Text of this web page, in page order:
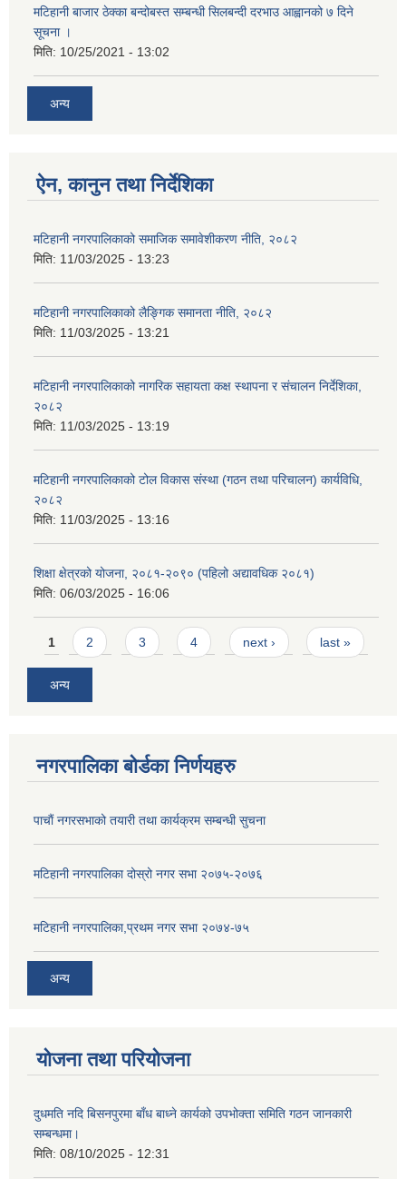
मटिहानी बाजार ठेक्का बन्दोबस्त सम्बन्धी सिलबन्दी दरभाउ आह्वानको ७ दिने
सूचना ।
मिति: 10/25/2021 - 13:02
अन्य
ऐन, कानुन तथा निर्देशिका
मटिहानी नगरपालिकाको समाजिक समावेशीकरण नीति, २०८२
मिति: 11/03/2025 - 13:23
मटिहानी नगरपालिकाको लैङ्गिक समानता नीति, २०८२
मिति: 11/03/2025 - 13:21
मटिहानी नगरपालिकाको नागरिक सहायता कक्ष स्थापना र संचालन निर्देशिका,
२०८२
मिति: 11/03/2025 - 13:19
मटिहानी नगरपालिकाको टोल विकास संस्था (गठन तथा परिचालन) कार्यविधि,
२०८२
मिति: 11/03/2025 - 13:16
शिक्षा क्षेत्रको योजना, २०८१-२०९० ‌‍(पहिलो अद्यावधिक २०८१)
मिति: 06/03/2025 - 16:06
Pages
1 2 3 4 next › last »
अन्य
नगरपालिका बोर्डका निर्णयहरु
पाचाैं नगरसभाको तयारी तथा कार्यक्रम सम्बन्धी सुचना
मटिहानी नगरपालिका दोस्रो नगर सभा २०७५-२०७६
मटिहानी नगरपालिका,प्रथम नगर सभा २०७४-७५
अन्य
योजना तथा परियोजना
दुधमति नदि बिसनपुरमा बाँध बाध्ने कार्यको उपभोक्ता समिति गठन जानकारी
सम्बन्धमा।
मिति: 08/10/2025 - 12:31